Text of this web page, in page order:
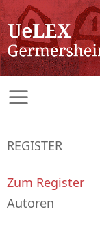
REGISTER
Zum Register
Autoren